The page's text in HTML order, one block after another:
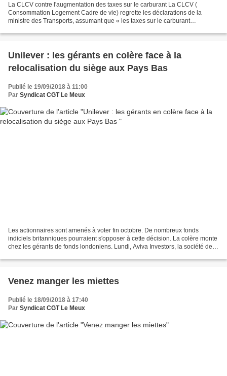
La CLCV contre l'augmentation des taxes sur le carburant La CLCV (
Consommation Logement Cadre de vie) regrette les déclarations de la
ministre des Transports, assumant que « les taxes sur le carburant
Unilever : les gérants en colère face à la
relocalisation du siège aux Pays Bas
Publié le 19/09/2018 à 11:00
Par Syndicat CGT Le Meux
Les actionnaires sont amenés à voter fin octobre. De nombreux fonds
indiciels britanniques pourraient s'opposer à cette décision. La colère monte
chez les gérants de fonds londoniens. Lundi, Aviva Investors, la société de
Venez manger les miettes
Publié le 18/09/2018 à 17:40
Par Syndicat CGT Le Meux